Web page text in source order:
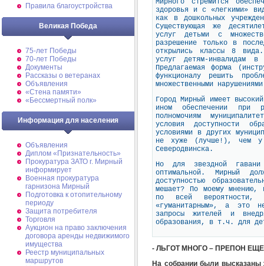
Правила благоустройства
Великая Победа
75-лет Победы
70-лет Победы
Документы
Рассказы о ветеранах
Объявления
«Стена памяти»
«Бессмертный полк»
Информация для населения
Объявления
Диплом «Признательность»
Прокуратура ЗАТО г. Мирный
информирует
Военная прокуратура
гарнизона Мирный
Подготовка к отопительному
периоду
Защита потребителя
Торговля
Аукцион на право заключения
договора аренды недвижимого
имущества
Реестр муниципальных
маршрутов
Мирного стремится
здоровья и с «легкими»
как в дошкольных
Существующая же
услуг детьми с
разрешение только в
открылись классы 8 вида.
услуг детям-инвалидам
Предлагаемая форма
функционалу решить
множественными
Город Мирный имеет
ином обеспечении при
полномочиям
условия доступности
условиями в других
не хуже (лучше!), чем у
Северодвинска.
Но для звездной
оптимальной. Мирный
доступностью
мешает? По моему мнению,
по всей вероятности,
«гуманитарным», а это
запросы жителей и
образования, в т.ч. для
- ЛЬГОТ МНОГО – ПРЕПОН
На собрании были высказаны